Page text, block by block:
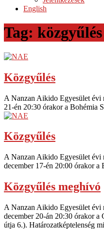
English
Tag: közgyűlés
Közgyűlés
A Nanzan Aikido Egyesület évi
21‑én 20:30 órakor a Bohémia
Közgyűlés
A Nanzan Aikido Egyesület évi
december 17‑én 20:00 órakor a
Közgyűlés meghívó
A Nanzan Aikido Egyesület évi
december 20‑án 20:30 órakor
útja 6.). Határozatképtelenség